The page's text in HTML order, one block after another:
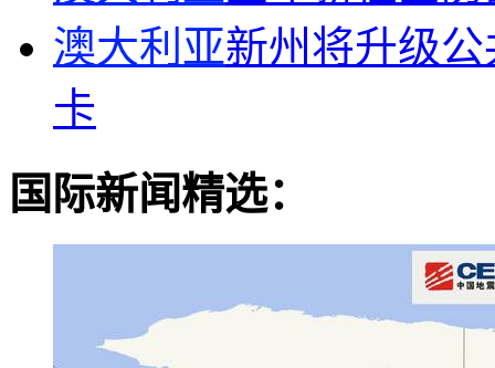
澳大利亚新州将升级
卡
国际新闻精选：